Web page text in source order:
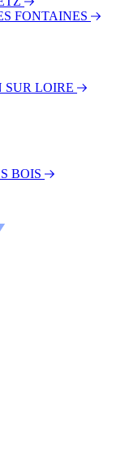
FONTAINES
SUR LOIRE
BOIS